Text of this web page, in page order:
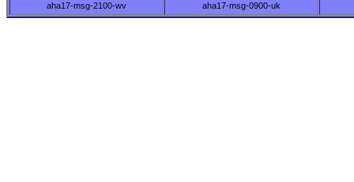
aha17-msg-2100-wv aha17-msg-0900-uk